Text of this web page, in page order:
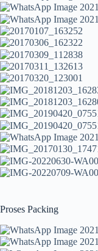
Proses Packing